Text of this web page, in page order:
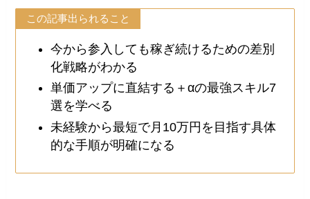
この記事出られること
今から参入しても稼ぎ続けるための差別
化戦略がわかる
単価アップに直結する＋αの最強スキル7
選を学べる
未経験から最短で月10万円を目指す具体
的な手順が明確になる